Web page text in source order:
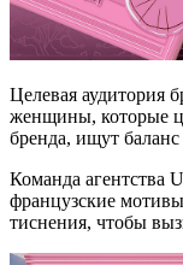
Целевая аудитория
женщины, которые
бренда, ищут
Команда агентства
французские
тиснения, чтобы